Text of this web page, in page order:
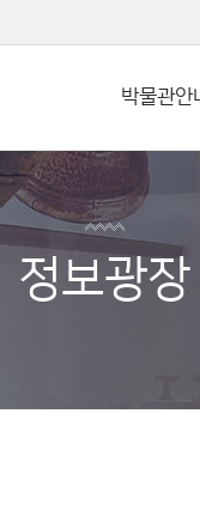
박물관안
정보광장